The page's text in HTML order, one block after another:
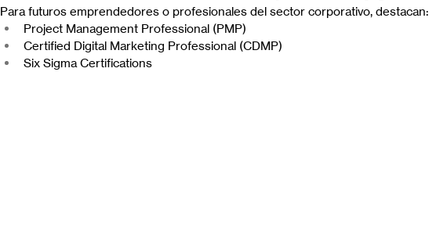
Para futuros emprendedores o profesionales del sector corporativo, destacan:
Project Management Professional (PMP)
Certified Digital Marketing Professional (CDMP)
Six Sigma Certifications